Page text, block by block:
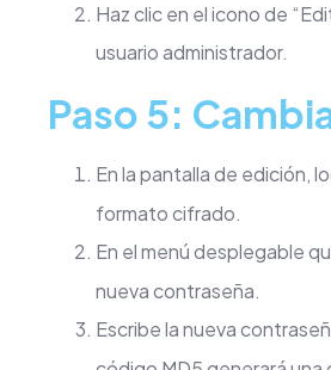
Haz clic en el icono de
usuario administrador.
Paso 5:
En la pantalla de edición,
formato cifrado.
En el menú desplegable
nueva contraseña.
Escribe la nueva